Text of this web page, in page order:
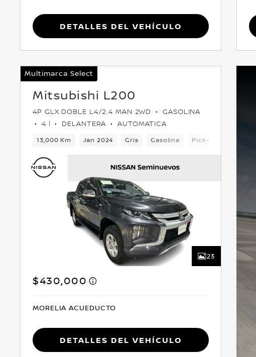
Detalles del vehículo
Multimarca Select
Mitsubishi L200
4P GLX DOBLE L4/2.4 MAN 2WD
GASOLINA
4 l
DELANTERA AUTOMATICA
13,000 Km Jan 2024 Gris Gasolina Pick-up
23
$430,000
MORELIA ACUEDUCTO
Detalles del vehículo